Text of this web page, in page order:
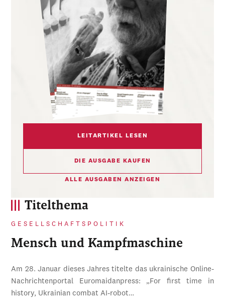
Titelthema
GESELLSCHAFTSPOLITIK
Mensch und Kampfmaschine
Am 28. Januar dieses Jahres titelte das ukrainische Online-
Nachrichtenportal Euromaidanpress: „For first time in
history, Ukrainian combat AI-robot…
LEITARTIKEL LESEN
DIE AUSGABE KAUFEN
ALLE AUSGABEN ANZEIGEN